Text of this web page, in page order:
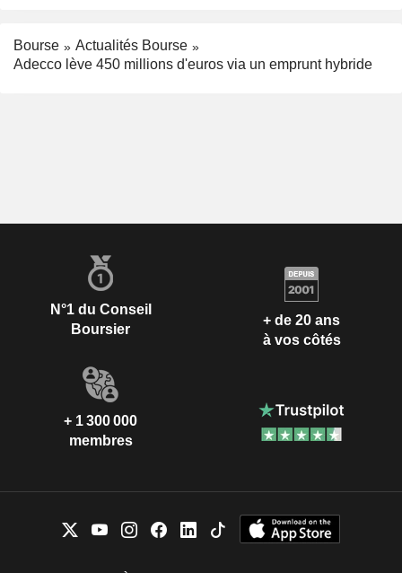
Bourse
Actualités Bourse
Adecco lève 450 millions d'euros via un emprunt hybride
N°1 du Conseil
Boursier
+ de 20 ans
à vos côtés
+ 1 300 000
membres